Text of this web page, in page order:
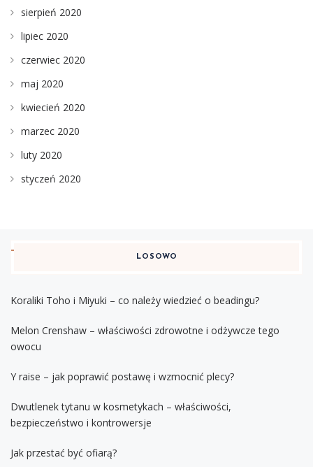
sierpień 2020
lipiec 2020
czerwiec 2020
maj 2020
kwiecień 2020
marzec 2020
luty 2020
styczeń 2020
LOSOWO
Koraliki Toho i Miyuki – co należy wiedzieć o beadingu?
Melon Crenshaw – właściwości zdrowotne i odżywcze tego
owocu
Y raise – jak poprawić postawę i wzmocnić plecy?
Dwutlenek tytanu w kosmetykach – właściwości,
bezpieczeństwo i kontrowersje
Jak przestać być ofiarą?